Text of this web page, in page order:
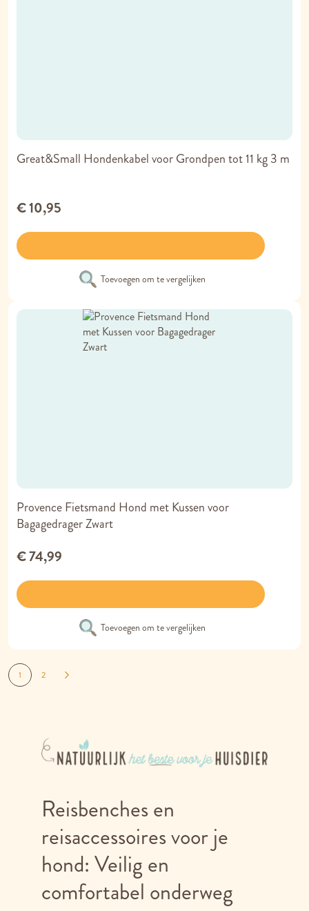
Great&Small Hondenkabel voor Grondpen tot 11 kg 3 m
€ 10,95
Toevoegen om te vergelijken
Provence Fietsmand Hond met Kussen voor
Bagagedrager Zwart
€ 74,99
Toevoegen om te vergelijken
PaginaJe lees momenteel pagina
1 Pagina
2
Reisbenches en
reisaccessoires voor je
hond: Veilig en
comfortabel onderweg